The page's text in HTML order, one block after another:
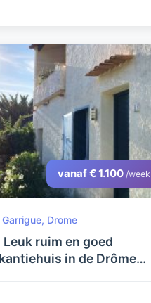
vanaf € 1.100 /week
Drome
Leuk ruim en goed
in de Drôme
Ventoux